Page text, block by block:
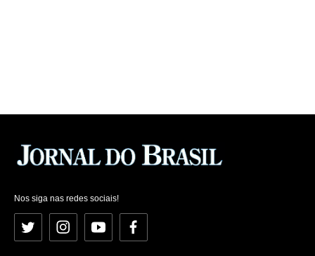
Nos siga nas redes sociais!
Twitter InstagramYouTubeFacebook